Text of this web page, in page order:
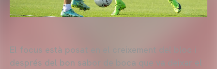
El focus està posat en el creixement del bloc i
després del bon sabor de boca que va deixar el